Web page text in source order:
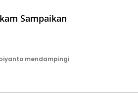
Sampaikan
mendampingi